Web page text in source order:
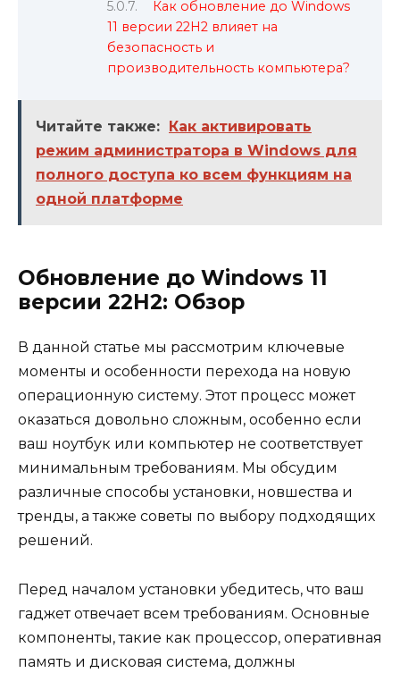
Как обновление до Windows
11 версии 22H2 влияет на
безопасность и
производительность компьютера?
Читайте также:
Как активировать
режим администратора в Windows для
полного доступа ко всем функциям на
одной платформе
Обновление до Windows 11
версии 22H2: Обзор
В данной статье мы рассмотрим ключевые
моменты и особенности перехода на новую
операционную систему. Этот процесс может
оказаться довольно сложным, особенно если
ваш ноутбук или компьютер не соответствует
минимальным требованиям. Мы обсудим
различные способы установки, новшества и
тренды, а также советы по выбору подходящих
решений.
Перед началом установки убедитесь, что ваш
гаджет отвечает всем требованиям. Основные
компоненты, такие как процессор, оперативная
память и дисковая система, должны